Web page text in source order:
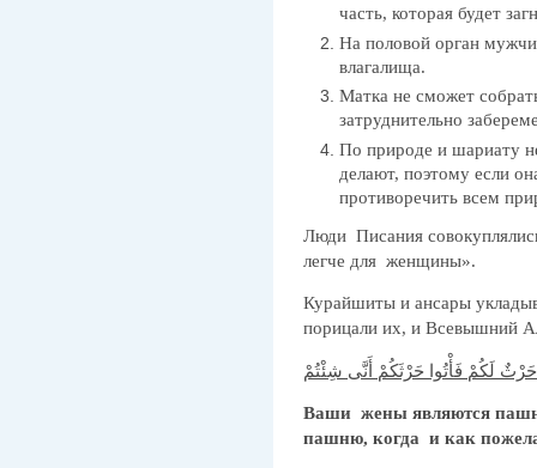
часть, которая будет
На половой орган
влагалища.
Матка не сможет
затруднительно
По природе и шариату
делают, поэтому если
противоречить всем
Люди Писания
легче для женщины».
Курайшиты и ансары
порицали их, и Всевышний
لَكُمْ فَأْتُوا حَرْثَكُمْ أَنَّى شِئْتُمْ
Ваши жены являются
пашню, когда и как